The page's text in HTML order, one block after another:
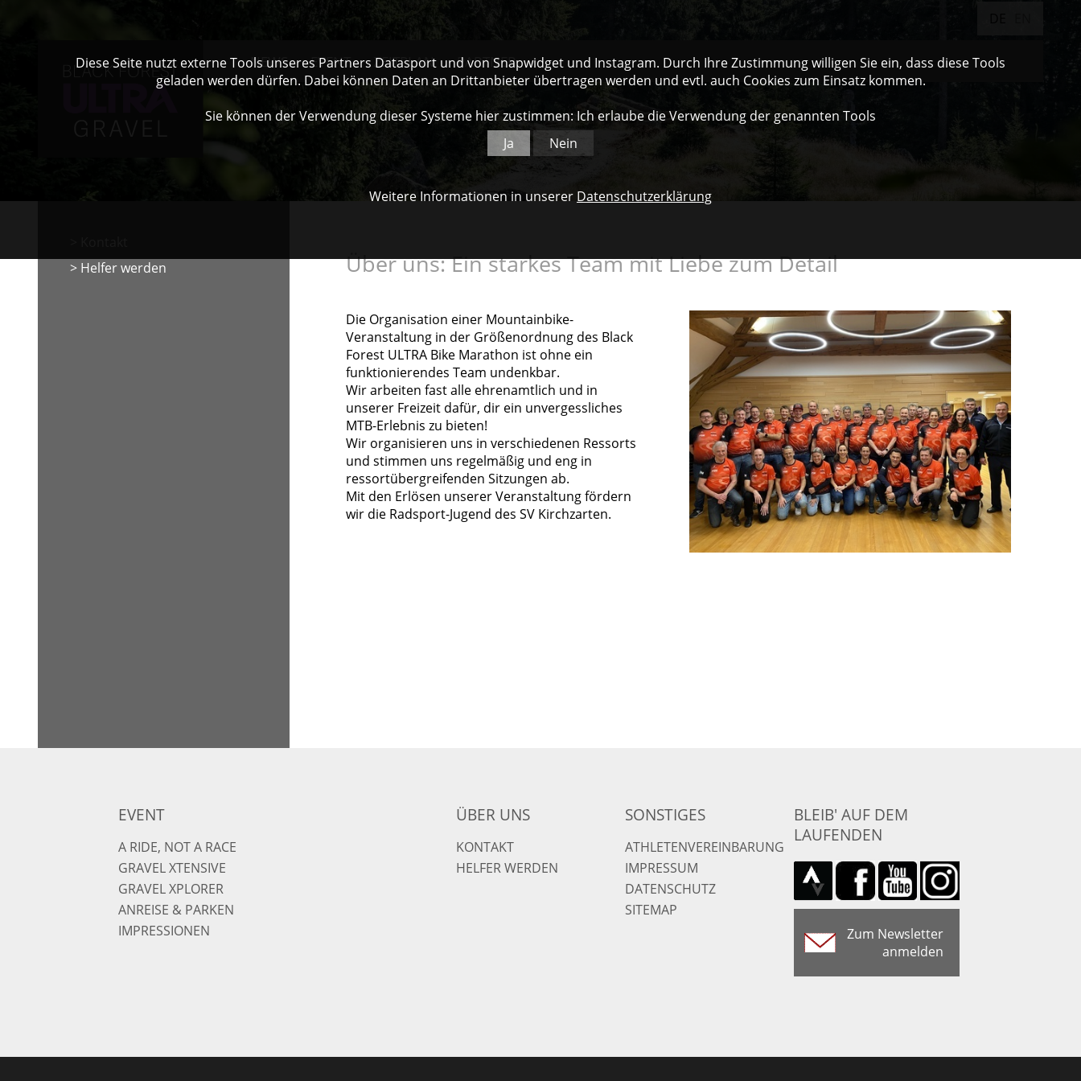
NEWS EVENT ZEITPLAN PARTNER
Helfer werden
Über uns: Ein starkes Team mit Liebe zum Detail
Die Organisation einer Mountainbike-
Veranstaltung in der Größenordnung des Black
Forest ULTRA Bike Marathon ist ohne ein
funktionierendes Team undenkbar.
Wir arbeiten fast alle ehrenamtlich und in
unserer Freizeit dafür, dir ein unvergessliches
MTB-Erlebnis zu bieten!
Wir organisieren uns in verschiedenen Ressorts
und stimmen uns regelmäßig und eng in
ressortübergreifenden Sitzungen ab.
Mit den Erlösen unserer Veranstaltung fördern
wir die Radsport-Jugend des SV Kirchzarten.
EVENT
A RIDE, NOT A RACE
GRAVEL XTENSIVE
GRAVEL XPLORER
ANREISE & PARKEN
IMPRESSIONEN
ÜBER UNS
KONTAKT
HELFER WERDEN
SONSTIGES
ATHLETENVEREINBARUNG
IMPRESSUM
DATENSCHUTZ
SITEMAP
BLEIB' AUF DEM
LAUFENDEN
Zum Newsletter
anmelden
Diese Seite nutzt externe Tools unseres Partners Datasport und von Snapwidget und Instagram. Durch Ihre Zustimmung willigen Sie ein, dass diese Tools
geladen werden dürfen. Dabei können Daten an Drittanbieter übertragen werden und evtl. auch Cookies zum Einsatz kommen.
Sie können der Verwendung dieser Systeme hier zustimmen: Ich erlaube die Verwendung der genannten Tools
Ja
Nein
Weitere Informationen in unserer Datenschutzerklärung